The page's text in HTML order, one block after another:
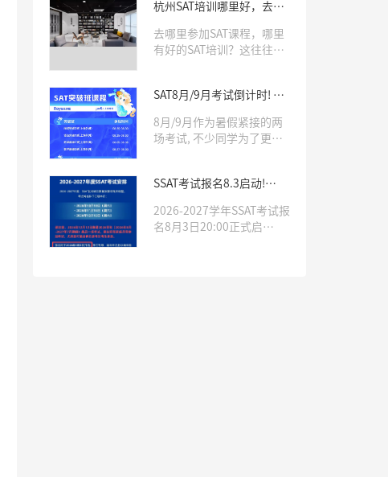
杭州SAT培训哪里好，去哪
去哪里参加SAT课程，哪里
有好的SAT培训？这往往是
实，一所专业靠谱的培训机
构，往往会对学生SAT成绩
有非常大的影响。那么杭州
哪里有好的SAT培训呢，
择。
SAT8月/9月考试倒计时! 如
1500+?
8月/9月作为暑假紧接的两
场考试, 不少同学为了更大
SAT「突破班」「密卷班」
帮你单项突破, 用最真实的
模考, 帮你打造考场上最稳
定的发挥!
SSAT考试报名8.3启动!
份攻略藏好！
2026-2027学年SSAT考试报
名8月3日20:00正式启